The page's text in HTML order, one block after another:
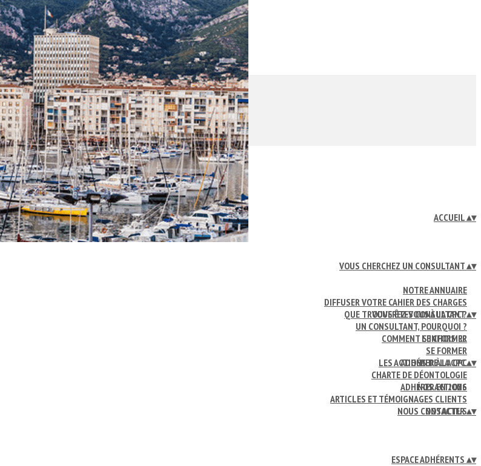
ACCUEIL▴▾
VOUS CHERCHEZ UN CONSULTANT▴▾
NOTRE ANNUAIRE
DIFFUSER VOTRE CAHIER DES CHARGES
QUE TROUVEREZ-VOUS À LA CPC ?
UN CONSULTANT, POURQUOI ?
COMMENT LE CHOISIR?
VOUS ÊTES CONSULTANT▴▾
S'INFORMER
SE FORMER
ADHÉRER À LA CPC
CHARTE DE DÉONTOLOGIE
ADHÉRER EN 2026
LES ACTIONS DE LA CPC▴▾
NOS ACTIONS
ARTICLES ET TÉMOIGNAGES CLIENTS
NOS ACTUS
NOUS CONTACTER▴▾
ESPACE ADHÉRENTS ▴▾